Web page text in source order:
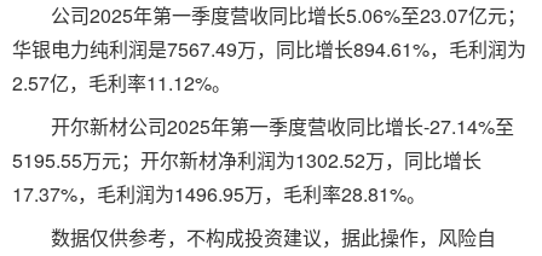
公司2025年第一季度营收同比增长5.06%至23.07亿元；
华银电力纯利润是7567.49万，同比增长894.61%，毛利润为
2.57亿，毛利率11.12%。
开尔新材公司2025年第一季度营收同比增长-27.14%至
5195.55万元；开尔新材净利润为1302.52万，同比增长
17.37%，毛利润为1496.95万，毛利率28.81%。
数据仅供参考，不构成投资建议，据此操作，风险自